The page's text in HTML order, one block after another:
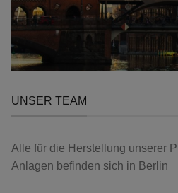
UNSER TEAM
Alle für die Herstellung unserer
Anlagen befinden sich in Berlin